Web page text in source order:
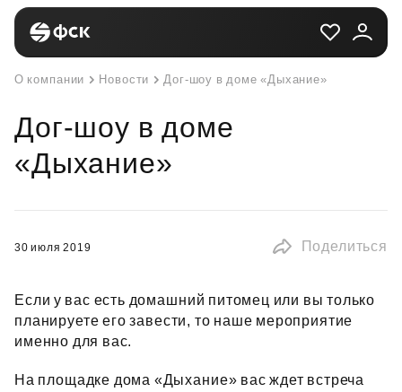
О компании Новости Дог-шоу в доме «Дыхание»
Дог-шоу в доме
«Дыхание»
30 июля 2019 Поделиться
Если у вас есть домашний питомец или вы только
планируете его завести, то наше мероприятие
именно для вас.
На площадке дома «Дыхание» вас ждет встреча